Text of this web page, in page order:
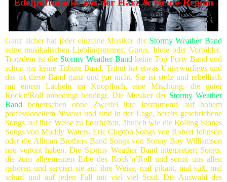
Ganz sicher hat jeder einzelne Musiker der Stormy Weather Band
seine musikalischen Lieblingsgenres, Gurus, Idole oder Vorbilder.
Trotzdem ist die Stormy Weather Band keine Top Forty Band und
schon gar keine Tribute Band. Tribut hat etwas Unterwürfiges und
das ist diese Band ganz und gar nicht. Sie ist stolz und rebellisch
mit einem Lächeln im Knopfloch, eine Mischung, die guter
Rock'n'Roll unbedingt benötigt. Die Musiker der Stormy Weather
Band beherrschen ohne Zweifel ihre Instrumente auf hohem
professionellem Niveau und sind in der Lage, bereits geschriebene
Songs auf ihre Weise zu bearbeiten, ähnlich wie die Rolling Stones
Songs von Muddy Waters, Eric Clapton Songs von Robert Johnson
oder die Allman Brothers Band Songs von Sonny Boy Williamson
neu vertont haben. Die Stormy Weather Band interpretiert Songs,
die zum allgemeinen Erbe des Rock’n’Roll und somit uns allen
gehören und serviert sie auf ihre Weise, mal pikant, mal süß, mal
scharf und auf jeden Fall mit viel viel Soul. Die Auswahl des